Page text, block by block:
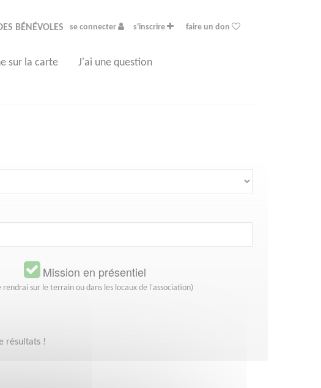
BÉNÉVOLES se connecter s'inscrire faire un don
sur la carte J'ai une question
Mission en présentiel
rendrai sur le terrain ou dans les locaux de l'association)
résultats !